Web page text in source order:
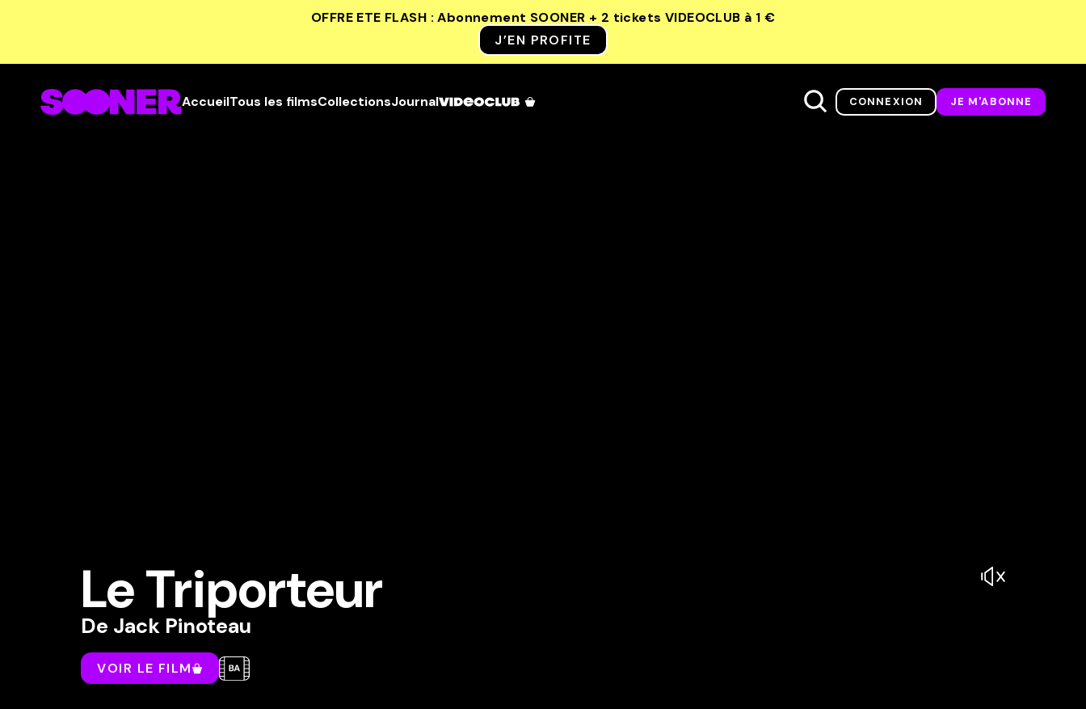
OFFRE ETE FLASH : Abonnement SOONER + 2 tickets VIDEOCLUB à 1 €
J’EN PROFITE
AccueilTous les filmsCollectionsJournal CONNEXION JE M'ABONNE
Le Triporteur
De Jack Pinoteau
VOIR LE FILM